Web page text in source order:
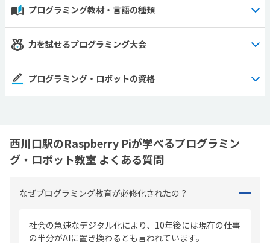
プログラミング教材・言語の種類
力を試せるプログラミング大会
プログラミング・ロボットの資格
西川口駅のRaspberry Piが学べるプログラミン
グ・ロボット教室 よくある質問
なぜプログラミング教育が必修化されたの？
社会の急速なデジタル化により、10年後には現在の仕事
の半分がAIに置き換わるとも言われています。